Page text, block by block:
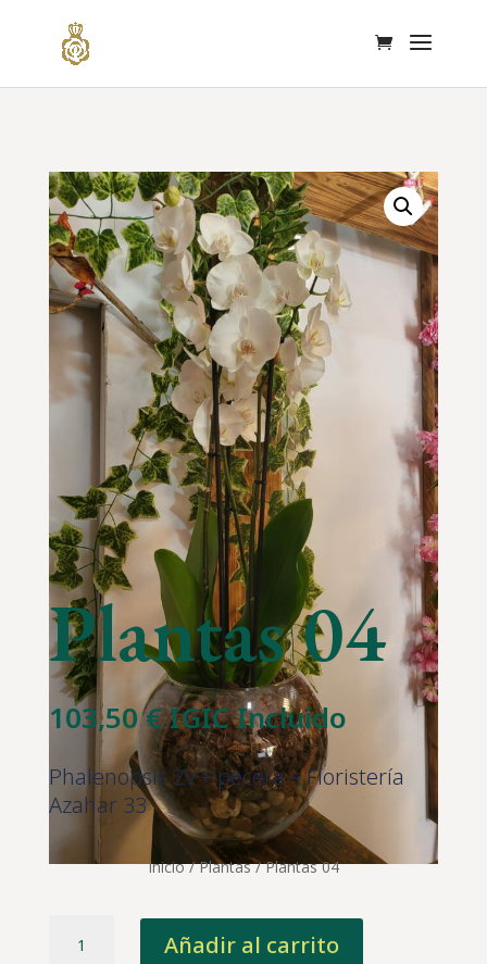
Plantas 04
103,50€IGIC Incluido
Phalenopsis 2v + pecera – Floristería
Azahar 33
Inicio/Plantas/ Plantas 04
Añadir al carrito